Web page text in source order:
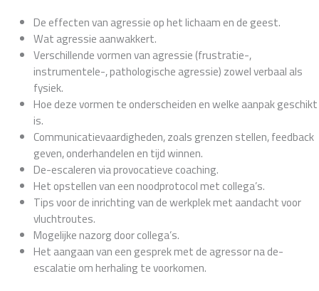
De effecten van agressie op het lichaam en de geest.
Wat agressie aanwakkert.
Verschillende vormen van agressie (frustratie-,
instrumentele-, pathologische agressie) zowel verbaal als
fysiek.
Hoe deze vormen te onderscheiden en welke aanpak geschikt
is.
Communicatievaardigheden, zoals grenzen stellen, feedback
geven, onderhandelen en tijd winnen.
De-escaleren via provocatieve coaching.
Het opstellen van een noodprotocol met collega’s.
Tips voor de inrichting van de werkplek met aandacht voor
vluchtroutes.
Mogelijke nazorg door collega’s.
Het aangaan van een gesprek met de agressor na de-
escalatie om herhaling te voorkomen.